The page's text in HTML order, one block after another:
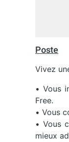
Poste
Vivez
• Vous
Free.
• Vous
• Vous
mieux